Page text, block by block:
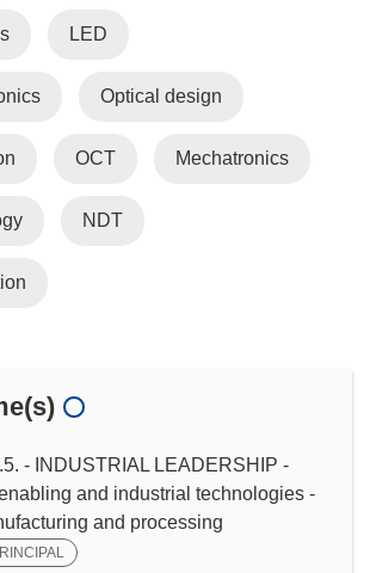
LED
Optical design
OCT Mechatronics
NDT
- INDUSTRIAL LEADERSHIP -
and industrial technologies -
and processing